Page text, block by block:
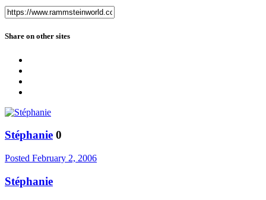
Share on other sites
Stéphanie 0
Posted February 2, 2006
Stéphanie